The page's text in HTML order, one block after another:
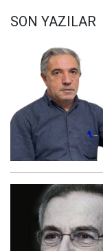
SON YAZILAR